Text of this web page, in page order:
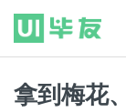
拿到梅花